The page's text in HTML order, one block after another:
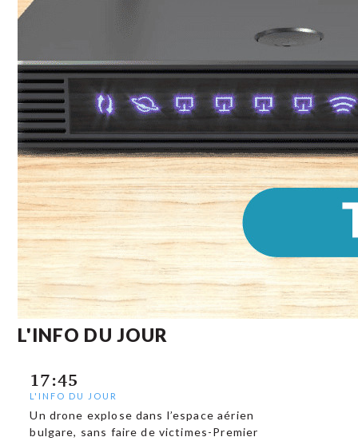
L'INFO DU JOUR
17:45
L'INFO DU JOUR
Un drone explose dans l’espace aérien
bulgare, sans faire de victimes-Premier